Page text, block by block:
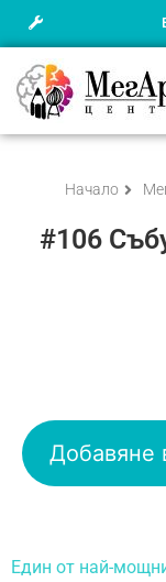
Начало
#106
Добавяне
Един от най-